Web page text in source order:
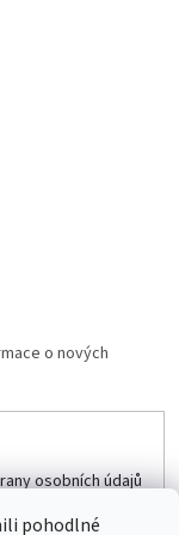
pohodlné
o nových
osobních údajů